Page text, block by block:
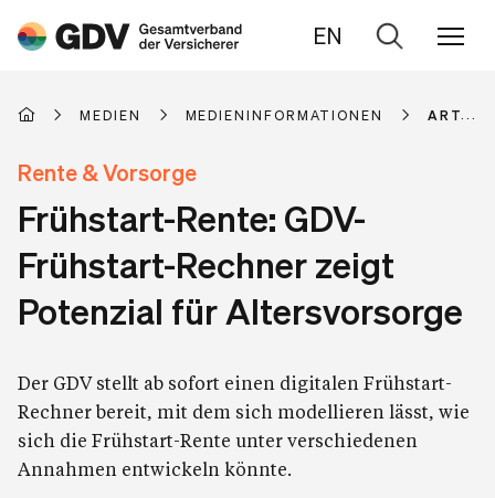
EN
Zur
MEDIEN MEDIENINFORMATIONEN
Rente & Vorsorge
Frühstart-Rente: GDV-
Frühstart-Rechner zeigt
Potenzial für Altersvorsorge
Der GDV stellt ab sofort einen digitalen Frühstart-
Rechner bereit, mit dem sich modellieren lässt, wie
sich die Frühstart-Rente unter verschiedenen
Annahmen entwickeln könnte.